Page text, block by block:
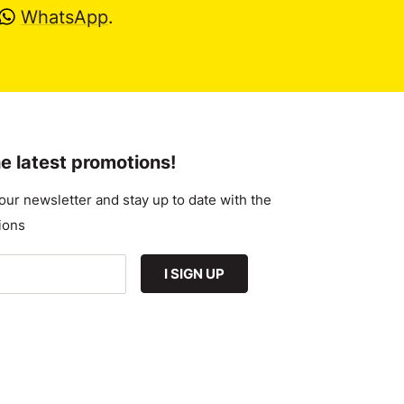
WhatsApp.
latest promotions!
newsletter and stay up to date with the
I SIGN UP